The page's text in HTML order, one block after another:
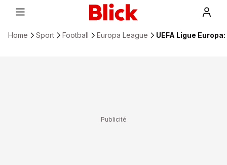
Home Sport Football Europa League UEFA Ligue